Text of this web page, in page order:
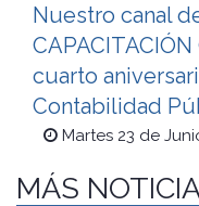
Nuestro canal
cuarto
Contabilidad
Martes 23 de
MÁS